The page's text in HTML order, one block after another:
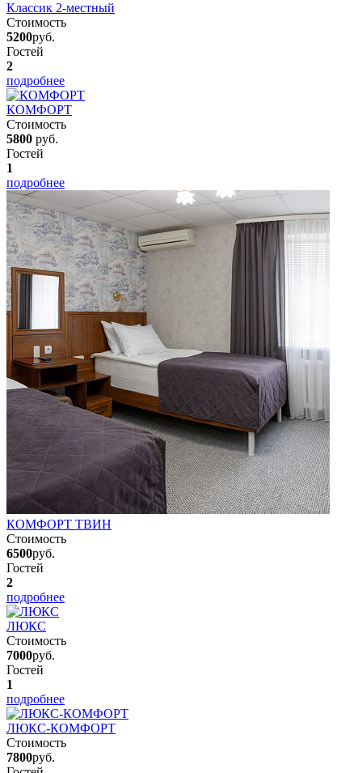
Классик 2-местный
Стоимость
5200руб.
Гостей
2
подробнее
КОМФОРТ
Стоимость
5800 руб.
Гостей
1
подробнее
КОМФОРТ ТВИН
Стоимость
6500руб.
Гостей
2
подробнее
ЛЮКС
Стоимость
7000руб.
Гостей
1
подробнее
ЛЮКС-КОМФОРТ
Стоимость
7800руб.